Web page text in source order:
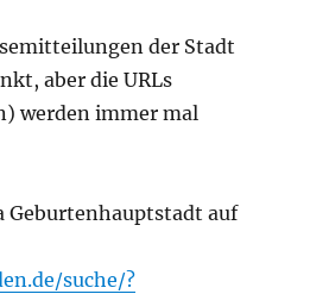
der Stadt
aber die URLs
werden immer mal
Geburtenhauptstadt auf
suche/?